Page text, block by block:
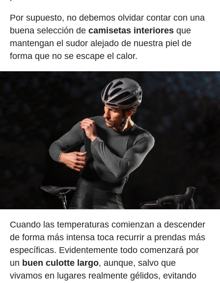
Por supuesto, no debemos olvidar contar con una
buena selección de camisetas interioresque
mantengan el sudor alejado de nuestra piel de
forma que no se escape el calor.
Cuando las temperaturas comienzan a descender
de forma más intensa toca recurrir a prendas más
específicas. Evidentemente todo comenzará por
un buen culotte largo, aunque, salvo que
vivamos en lugares realmente gélidos, evitando